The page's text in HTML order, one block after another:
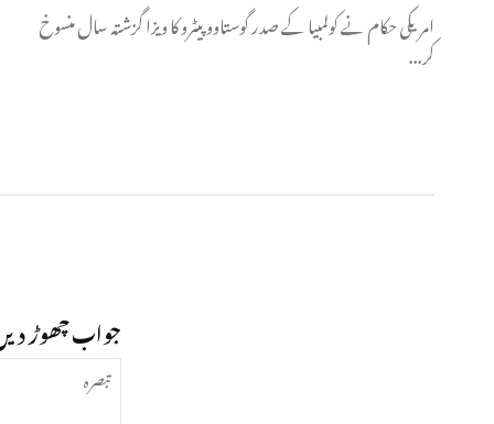
امریکی حکام نے کولمبیا کے صدر گوستاوو پیٹرو کا ویزا گزشتہ سال منسوخ
کر...
جواب چھوڑ